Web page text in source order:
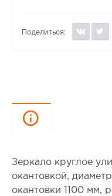
Поделиться:
Зеркало круглое
окантовкой,
окантовки 1100 мм,